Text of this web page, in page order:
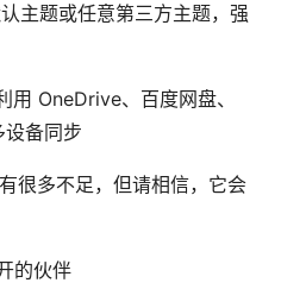
主题或任意第三方主题，强
OneDrive、百度网盘、
备同步
很多不足，但请相信，它会
的伙伴